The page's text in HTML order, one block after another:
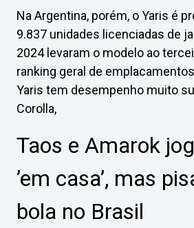
Na Argentina, porém, o Yaris é
9.837 unidades licenciadas de
2024 levaram o modelo ao
ranking geral de
Yaris tem desempenho muito
Corolla,
Taos e Amarok
’em casa’, mas
bola no Brasil